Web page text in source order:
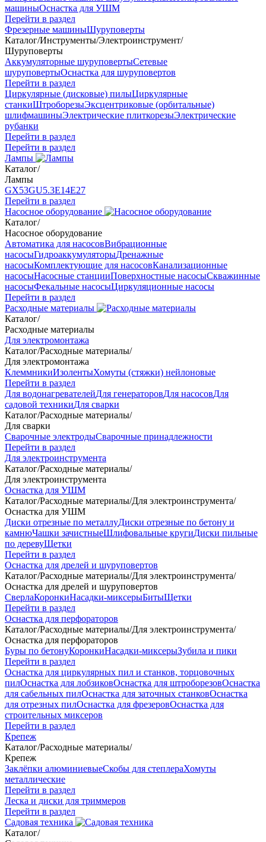
машиныОснастка для УШМ
Перейти в раздел
Фрезерные машиныШуруповерты
Каталог/Инструменты/Электроинструмент/
Шуруповерты
Аккумуляторные шуруповертыСетевые
шуруповертыОснастка для шуруповертов
Перейти в раздел
Циркулярные (дисковые) пилыЦиркулярные
станкиШтроборезыЭксцентриковые (орбитальные)
шлифмашиныЭлектрические плиткорезыЭлектрические
рубанки
Перейти в раздел
Перейти в раздел
Лампы
Каталог/
Лампы
GX53GU5.3Е14Е27
Перейти в раздел
Насосное оборудование
Каталог/
Насосное оборудование
Автоматика для насосовВибрационные
насосыГидроаккумуляторыДренажные
насосыКомплектующие для насосовКанализационные
насосыНасосные станцииПоверхностные насосыСкважинные
насосыФекальные насосыЦиркуляционные насосы
Перейти в раздел
Расходные материалы
Каталог/
Расходные материалы
Для электромонтажа
Каталог/Расходные материалы/
Для электромонтажа
КлеммникиИзолентыХомуты (стяжки) нейлоновые
Перейти в раздел
Для водонагревателейДля генераторовДля насосовДля
садовой техникиДля сварки
Каталог/Расходные материалы/
Для сварки
Сварочные электродыСварочные принадлежности
Перейти в раздел
Для электроинструмента
Каталог/Расходные материалы/
Для электроинструмента
Оснастка для УШМ
Каталог/Расходные материалы/Для электроинструмента/
Оснастка для УШМ
Диски отрезные по металлуДиски отрезные по бетону и
камнюЧашки зачистныеШлифовальные кругиДиски пильные
по деревуЩетки
Перейти в раздел
Оснастка для дрелей и шуруповертов
Каталог/Расходные материалы/Для электроинструмента/
Оснастка для дрелей и шуруповертов
СверлаКоронкиНасадки-миксерыБитыЩетки
Перейти в раздел
Оснастка для перфораторов
Каталог/Расходные материалы/Для электроинструмента/
Оснастка для перфораторов
Буры по бетонуКоронкиНасадки-миксерыЗубила и пики
Перейти в раздел
Оснастка для циркулярных пил и станков, торцовочных
пилОснастка для лобзиковОснастка для штроборезовОснастка
для сабельных пилОснастка для заточных станковОснастка
для отрезных пилОснастка для фрезеровОснастка для
строительных миксеров
Перейти в раздел
Крепеж
Каталог/Расходные материалы/
Крепеж
Заклёпки алюминиевыеСкобы для степлераХомуты
металлические
Перейти в раздел
Леска и диски для триммеров
Перейти в раздел
Садовая техника
Каталог/